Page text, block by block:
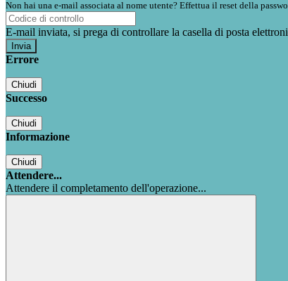
Non hai una e-mail associata al nome utente? Effettua il reset della
E-mail inviata, si prega di controllare la casella di posta
Errore
Chiudi
Successo
Chiudi
Informazione
Chiudi
Attendere...
Attendere il completamento dell'operazione...